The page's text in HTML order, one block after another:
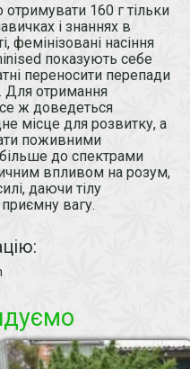
отримувати 160 г тільки
і знаннях в
фемінізовані насіння
показують себе
переносити перепади
Для отримання
ж доведеться
місце для розвитку, а
поживними
до спектрами
впливом на розум,
даючи тілу
вагу.